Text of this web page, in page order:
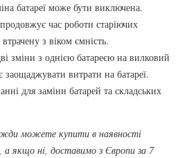
батареї може бути виключена.
час роботи старіючих
з віком ємність.
зміни з однією батареєю на вилковий
витрати на батареї.
для заміни батарей та складських
можете купити в наявності
якщо ні, доставимо з Європи за 7